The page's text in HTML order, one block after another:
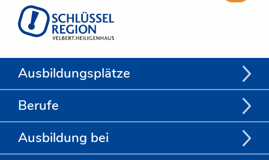
Ausbildungsplätze
Berufe
Ausbildung bei